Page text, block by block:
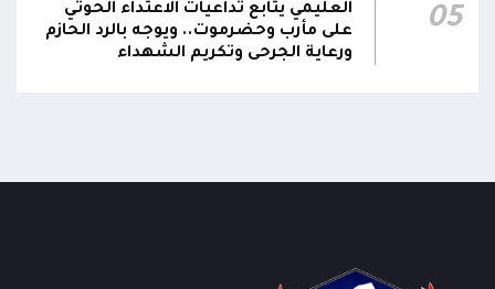
05
العليمي يتابع تداعيات الاعتداء الحوثي
على مأرب وحضرموت.. ويوجه بالرد الحازم
ورعاية الجرحى وتكريم الشهداء